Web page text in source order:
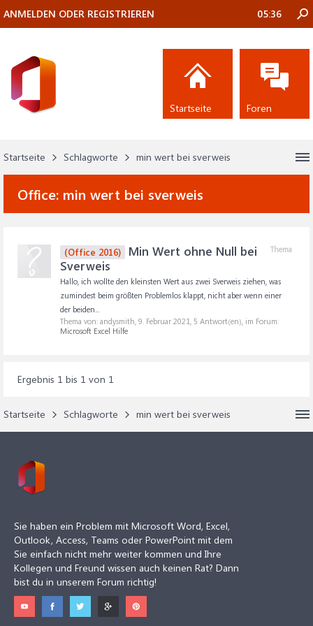
Startseite Schlagworte min wert bei sverweis
Office: min wert bei sverweis
Thema
(Office 2016)
Min Wert ohne Null bei
Sverweis
Hallo, ich wollte den kleinsten Wert aus zwei Sverweis ziehen, was
zumindest beim größten Problemlos klappt, nicht aber wenn einer
der beiden...
Thema von: andysmith, 9. Februar 2021, 5 Antwort(en), im Forum:
Microsoft Excel Hilfe
Ergebnis 1 bis 1 von 1
Startseite Schlagworte min wert bei sverweis
ANMELDEN ODER REGISTRIEREN 05:36
Startseite Foren
Sie haben ein Problem mit Microsoft Word, Excel,
Outlook, Access, Teams oder PowerPoint mit dem
Sie einfach nicht mehr weiter kommen und Ihre
Kollegen und Freund wissen auch keinen Rat? Dann
bist du in unserem Forum richtig!